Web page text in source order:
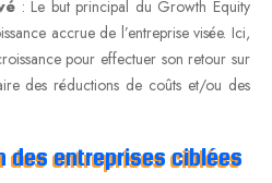
: Le but principal du Growth Equity
accrue de l’entreprise visée. Ici,
pour effectuer son retour sur
des réductions de coûts et/ou des
des entreprises ciblées